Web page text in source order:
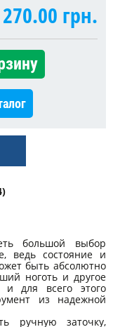
270.00 грн.
большой выбор
ведь состояние и
быть абсолютно
ноготь и другое
и для всего этого
из надежной
ручную заточку,